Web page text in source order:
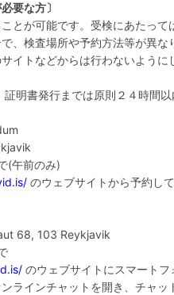
要な方〕
とが可能です。受検にあたっ
、検査場所や予約方法等が異な
イトなどからは行わないように
明書発行までは原則２４時間以
(午前のみ)
のウェブサイトから予約し
68, 103 Reykjavik
のウェブサイトにスマート
インチャットを開き、チャッ